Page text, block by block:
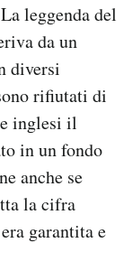
leggenda del
da un
diversi
rifiutati di
inglesi il
in un fondo
anche se
la cifra
garantita e